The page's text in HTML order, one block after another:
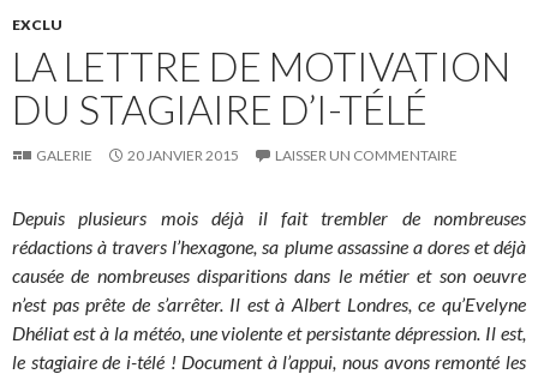
EXCLU
LA LETTRE DE MOTIVATION
DU STAGIAIRE D’I-TÉLÉ
GALERIE 20 JANVIER 2015 LAISSER UN COMMENTAIRE
Depuis plusieurs mois déjà il fait trembler de nombreuses
rédactions à travers l’hexagone, sa plume assassine a dores et déjà
causée de nombreuses disparitions dans le métier et son oeuvre
n’est pas prête de s’arrêter. Il est à Albert Londres, ce qu’Evelyne
Dhéliat est à la météo, une violente et persistante dépression. Il est,
le stagiaire de i-télé ! Document à l’appui, nous avons remonté les